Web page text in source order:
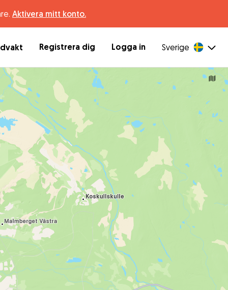
Aktivera mitt konto.
Registrera dig Logga in Sverige